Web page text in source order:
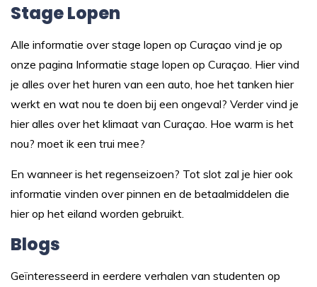
Stage Lopen
Alle informatie over stage lopen op Curaçao vind je op
onze pagina Informatie stage lopen op Curaçao. Hier vind
je alles over het huren van een auto, hoe het tanken hier
werkt en wat nou te doen bij een ongeval? Verder vind je
hier alles over het klimaat van Curaçao. Hoe warm is het
nou? moet ik een trui mee?
En wanneer is het regenseizoen? Tot slot zal je hier ook
informatie vinden over pinnen en de betaalmiddelen die
hier op het eiland worden gebruikt.
Blogs
Geïnteresseerd in eerdere verhalen van studenten op